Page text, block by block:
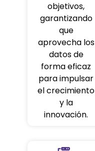
objetivos,
garantizando
que
aprovecha los
datos de
forma eficaz
para impulsar
el crecimiento
y la
innovación.